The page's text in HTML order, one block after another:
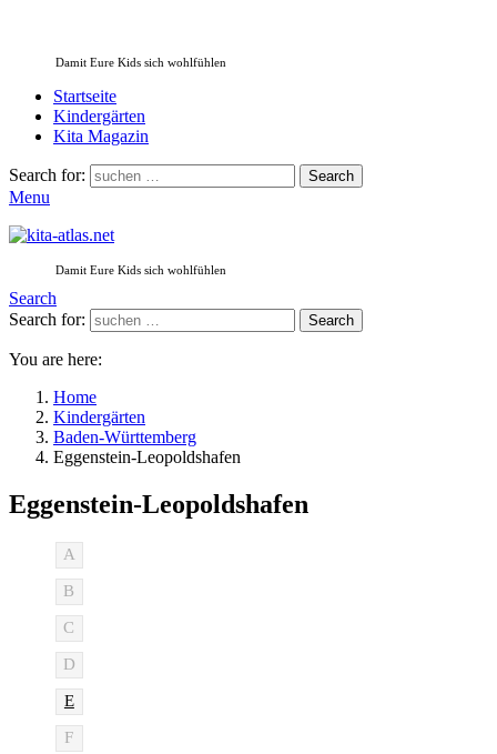
Damit Eure Kids sich wohlfühlen
Startseite
Kindergärten
Kita Magazin
Search for: Search
Menu
Damit Eure Kids sich wohlfühlen
Search
Search for:
Search
You are here:
Home
Kindergärten
Baden-Württemberg
Eggenstein-Leopoldshafen
Eggenstein-Leopoldshafen
A
B
C
D
E
F